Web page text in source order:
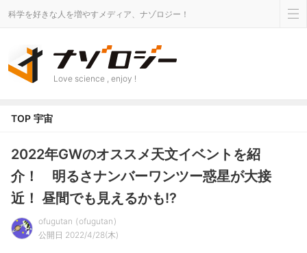
科学を好きな人を増やすメディア、ナゾロジー！
Love science , enjoy !
TOP 宇宙
2022年GWのオススメ天文イベントを紹
介！ 明るさナンバーワンツー惑星が大接
近！ 昼間でも見えるかも!?
ofugutan
ofugutan
公開日 2022/4/28(木)